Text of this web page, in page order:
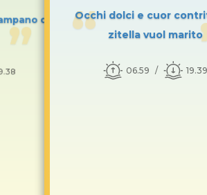
di
Occhi dolci e cuor
zitella vuol marito
06.59 19.39